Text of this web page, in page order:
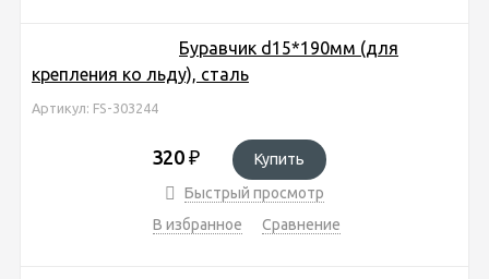
Буравчик d15*190мм (для
крепления ко льду), сталь
Артикул: FS-303244
320 ₽
Купить
Быстрый просмотр
В избранное
Сравнение